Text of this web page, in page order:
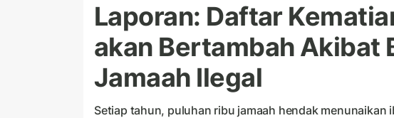
Laporan: Daftar
akan Bertambah Akibat
Jamaah Ilegal
Setiap tahun, puluhan ribu jamaah hendak menunaikan